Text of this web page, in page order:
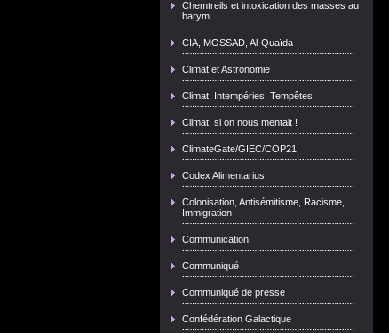
Chemtreils et intoxication des masses au
barym
CIA, MOSSAD, Al-Quaïda
Climat et Astronomie
Climat, Intempéries, Tempêtes
Climat, si on nous mentait !
ClimateGate/GIEC/COP21
Codex Alimentarius
Colonisation, Antisémitisme, Racisme,
Immigration
Communication
Communiqué
Communiqué de presse
Confédération Galactique